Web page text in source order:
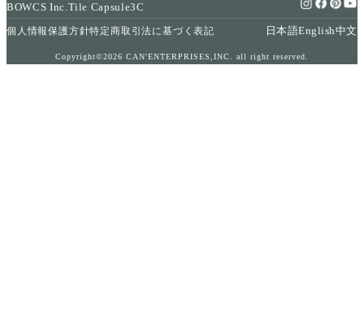
BOWCS Inc.Tile Capsule3C
個人情報保護方針特定商取引法に基づく表記 日本語English中文
Copyright©2026 CAN'ENTERPRISES,INC. all right reserved.